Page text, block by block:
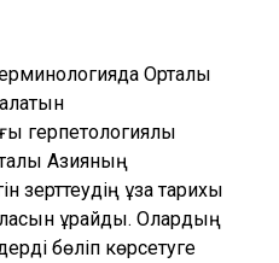
Орталық
герпетологиялық
Азияның
зерттеудің ұзақ тарихы
құрайды. Олардың
бөліп көрсетуге